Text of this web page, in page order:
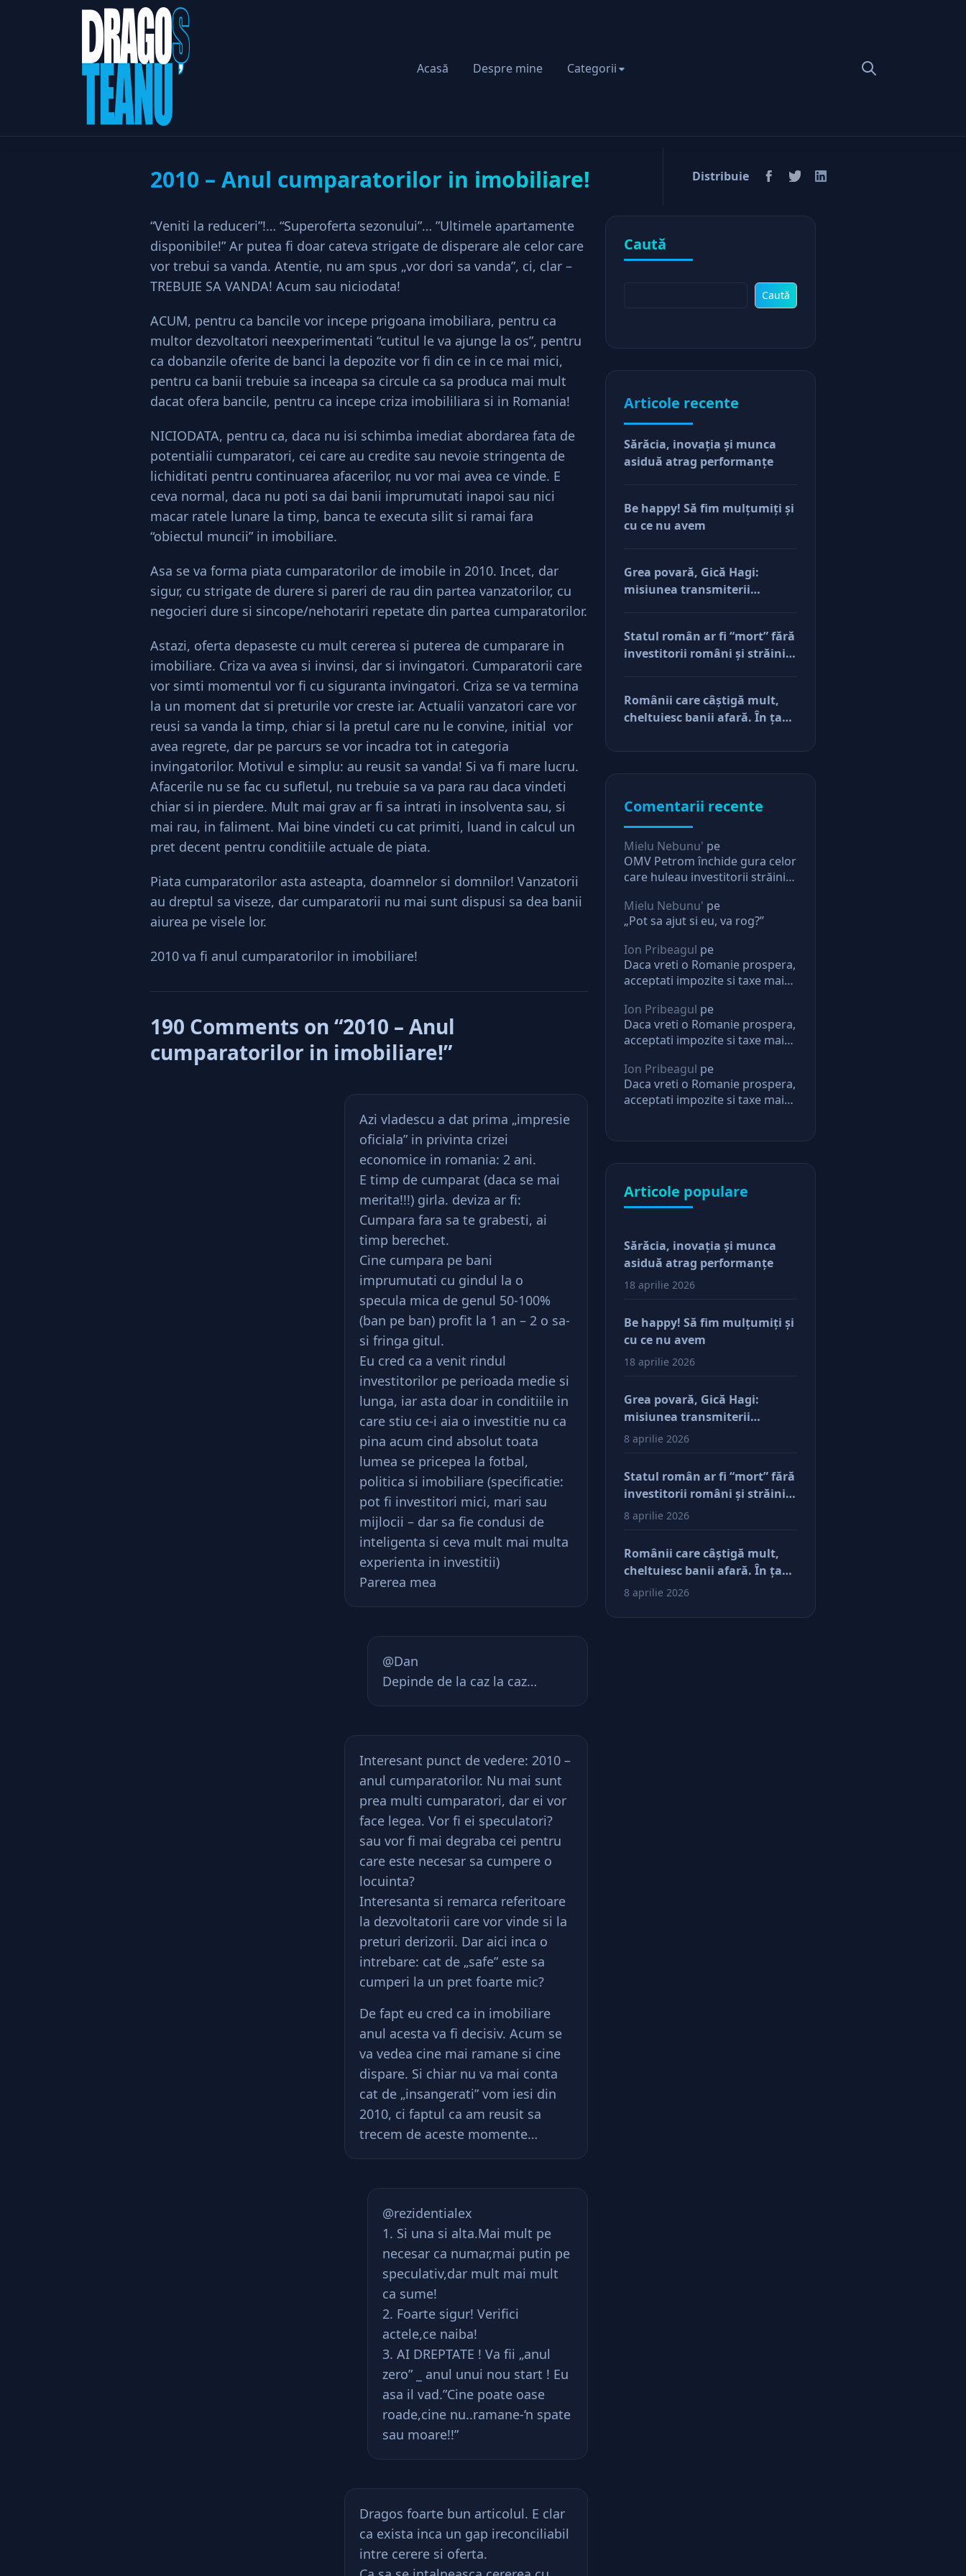
Acasă Despre mine Categorii
Home
2010 – Anul cumparatorilor in imobiliare! Distribuie
“Veniti la reduceri”!… “Superoferta sezonului”… ”Ultimele apartamente
disponibile!” Ar putea fi doar cateva strigate de disperare ale celor care
vor trebui sa vanda. Atentie, nu am spus „vor dori sa vanda”, ci, clar –
TREBUIE SA VANDA! Acum sau niciodata!
ACUM, pentru ca bancile vor incepe prigoana imobiliara, pentru ca
multor dezvoltatori neexperimentati “cutitul le va ajunge la os”, pentru
ca dobanzile oferite de banci la depozite vor fi din ce in ce mai mici,
pentru ca banii trebuie sa inceapa sa circule ca sa produca mai mult
dacat ofera bancile, pentru ca incepe criza imobililiara si in Romania!
NICIODATA, pentru ca, daca nu isi schimba imediat abordarea fata de
potentialii cumparatori, cei care au credite sau nevoie stringenta de
lichiditati pentru continuarea afacerilor, nu vor mai avea ce vinde. E
ceva normal, daca nu poti sa dai banii imprumutati inapoi sau nici
macar ratele lunare la timp, banca te executa silit si ramai fara
“obiectul muncii” in imobiliare.
Asa se va forma piata cumparatorilor de imobile in 2010. Incet, dar
sigur, cu strigate de durere si pareri de rau din partea vanzatorilor, cu
negocieri dure si sincope/nehotariri repetate din partea cumparatorilor.
Astazi, oferta depaseste cu mult cererea si puterea de cumparare in
imobiliare. Criza va avea si invinsi, dar si invingatori. Cumparatorii care
vor simti momentul vor fi cu siguranta invingatori. Criza se va termina
la un moment dat si preturile vor creste iar. Actualii vanzatori care vor
reusi sa vanda la timp, chiar si la pretul care nu le convine, initial vor
avea regrete, dar pe parcurs se vor incadra tot in categoria
invingatorilor. Motivul e simplu: au reusit sa vanda! Si va fi mare lucru.
Afacerile nu se fac cu sufletul, nu trebuie sa va para rau daca vindeti
chiar si in pierdere. Mult mai grav ar fi sa intrati in insolventa sau, si
mai rau, in faliment. Mai bine vindeti cu cat primiti, luand in calcul un
pret decent pentru conditiile actuale de piata.
Piata cumparatorilor asta asteapta, doamnelor si domnilor! Vanzatorii
au dreptul sa viseze, dar cumparatorii nu mai sunt dispusi sa dea banii
aiurea pe visele lor.
2010 va fi anul cumparatorilor in imobiliare!
190 Comments on “2010 – Anul
cumparatorilor in imobiliare!”
Azi vladescu a dat prima „impresie
oficiala” in privinta crizei
economice in romania: 2 ani.
E timp de cumparat (daca se mai
merita!!!) girla. deviza ar fi:
Cumpara fara sa te grabesti, ai
timp berechet.
Cine cumpara pe bani
imprumutati cu gindul la o
specula mica de genul 50-100%
(ban pe ban) profit la 1 an – 2 o sa-
si fringa gitul.
Eu cred ca a venit rindul
investitorilor pe perioada medie si
lunga, iar asta doar in conditiile in
care stiu ce-i aia o investitie nu ca
pina acum cind absolut toata
lumea se pricepea la fotbal,
politica si imobiliare (specificatie:
pot fi investitori mici, mari sau
mijlocii – dar sa fie condusi de
inteligenta si ceva mult mai multa
experienta in investitii)
Parerea mea
@Dan
Depinde de la caz la caz…
Interesant punct de vedere: 2010 –
anul cumparatorilor. Nu mai sunt
prea multi cumparatori, dar ei vor
face legea. Vor fi ei speculatori?
sau vor fi mai degraba cei pentru
care este necesar sa cumpere o
locuinta?
Interesanta si remarca referitoare
la dezvoltatorii care vor vinde si la
preturi derizorii. Dar aici inca o
intrebare: cat de „safe” este sa
cumperi la un pret foarte mic?
De fapt eu cred ca in imobiliare
anul acesta va fi decisiv. Acum se
va vedea cine mai ramane si cine
dispare. Si chiar nu va mai conta
cat de „insangerati” vom iesi din
2010, ci faptul ca am reusit sa
trecem de aceste momente…
@rezidentialex
1. Si una si alta.Mai mult pe
necesar ca numar,mai putin pe
speculativ,dar mult mai mult
ca sume!
2. Foarte sigur! Verifici
actele,ce naiba!
3. AI DREPTATE ! Va fii „anul
zero” _ anul unui nou start ! Eu
asa il vad.”Cine poate oase
roade,cine nu..ramane-‘n spate
sau moare!!”
Dragos foarte bun articolul. E clar
ca exista inca un gap ireconciliabil
intre cerere si oferta.
Caută
Caută
Articole recente
Sărăcia, inovaţia şi munca
asiduă atrag performanţe
Be happy! Să fim mulţumiţi şi
cu ce nu avem
Grea povară, Gică Hagi:
misiunea transmiterii
care vor să-și lase moştenire
afacerile
Statul român ar fi “mort” fără
investitorii români şi străini.
face diferenţa între cine îl
tine în viaţă şi cine i-a făcut
Românii care câştigă mult,
cheltuiesc banii afară. În ţară
Comentarii recente
Mielu Nebunu' pe
OMV Petrom închide gura celor
care huleau investitorii străini.
Mielu Nebunu' pe
„Pot sa ajut si eu, va rog?”
Ion Pribeagul pe
Daca vreti o Romanie prospera,
acceptati impozite si taxe mai
asteptari de la stat
Ion Pribeagul pe
Daca vreti o Romanie prospera,
acceptati impozite si taxe mai
asteptari de la stat
Ion Pribeagul pe
Daca vreti o Romanie prospera,
acceptati impozite si taxe mai
Articole populare
Sărăcia, inovaţia şi munca
asiduă atrag performanţe
18 aprilie 2026
Be happy! Să fim mulţumiţi şi
cu ce nu avem
18 aprilie 2026
Grea povară, Gică Hagi:
misiunea transmiterii
valorilor şi a mentalităţii o
care vor să-și lase moştenire
afacerile
8 aprilie 2026
Statul român ar fi “mort” fără
investitorii români şi străini.
După părerea mea, acum e
face diferenţa între cine îl
tine în viaţă şi cine i-a făcut
rău
8 aprilie 2026
Românii care câştigă mult,
cheltuiesc banii afară. În ţară
rămâne mărunţişul
8 aprilie 2026